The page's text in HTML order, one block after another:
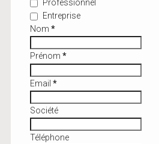
Professionnel
Entreprise
Nom *
Prénom *
Email *
Société
Téléphone